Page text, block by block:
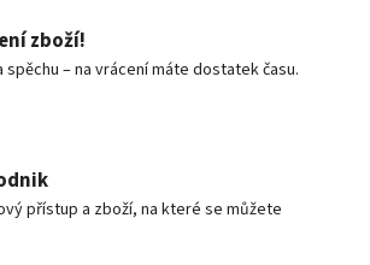
zboží!
– na vrácení máte dostatek času.
přístup a zboží, na které se můžete